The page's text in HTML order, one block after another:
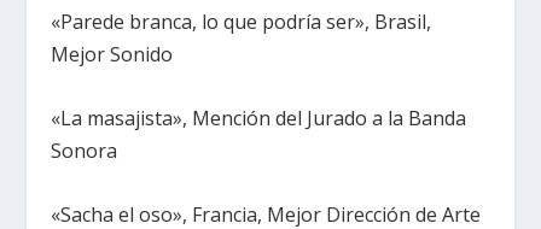
«Parede branca, lo que podría ser», Brasil,
Mejor Sonido
«La masajista», Mención del Jurado a la Banda
Sonora
«Sacha el oso», Francia, Mejor Dirección de Arte